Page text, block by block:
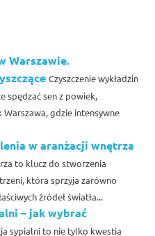
Warszawie.
Czyszczenie wykładzin
spędzać sen z powiek,
Warszawa, gdzie intensywne
w aranżacji wnętrza
to klucz do stworzenia
która sprzyja zarówno
źródeł światła...
– jak wybrać
sypialni to nie tylko kwestia